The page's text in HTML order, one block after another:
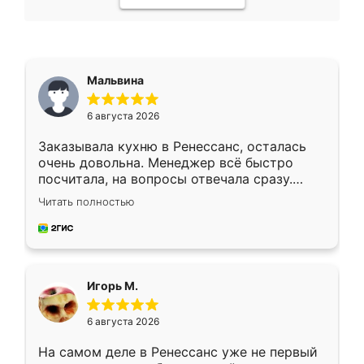
Мальвина
6 августа 2026
Заказывала кухню в Ренессанс, осталась
очень довольна. Менеджер всё быстро
посчитала, на вопросы отвечала сразу.
Замерщик приехал в субботу, подошёл к
делу со всей ответственностью. Собрали
за день, ребята работали аккуратно, даже
Читать полностью
Игорь М.
6 августа 2026
На самом деле в Ренессанс уже не первый